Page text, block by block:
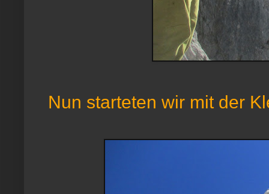
Nun starteten wir mit der